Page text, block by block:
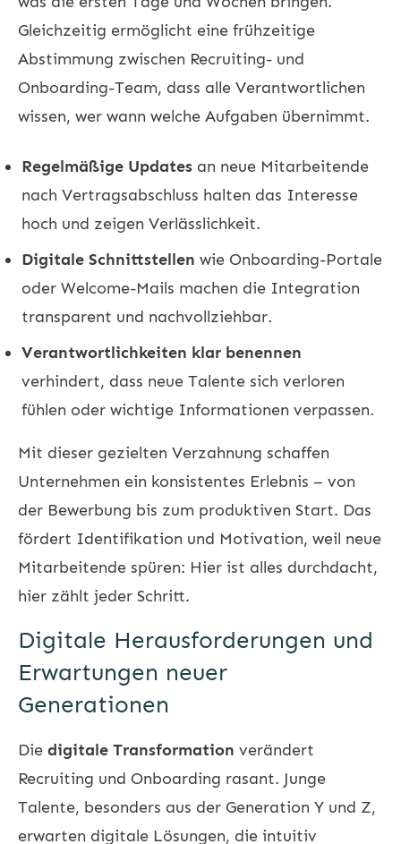
Gleichzeitig ermöglicht eine frühzeitige
Abstimmung zwischen Recruiting- und
Onboarding-Team, dass alle Verantwortlichen
wissen, wer wann welche Aufgaben übernimmt.
Regelmäßige Updates an neue Mitarbeitende
nach Vertragsabschluss halten das Interesse
hoch und zeigen Verlässlichkeit.
Digitale Schnittstellen wie Onboarding-Portale
oder Welcome-Mails machen die Integration
transparent und nachvollziehbar.
Verantwortlichkeiten klar benennen
verhindert, dass neue Talente sich verloren
fühlen oder wichtige Informationen verpassen.
Mit dieser gezielten Verzahnung schaffen
Unternehmen ein konsistentes Erlebnis – von
der Bewerbung bis zum produktiven Start. Das
fördert Identifikation und Motivation, weil neue
Mitarbeitende spüren: Hier ist alles durchdacht,
hier zählt jeder Schritt.
Digitale Herausforderungen und
Erwartungen neuer
Generationen
Die digitale Transformation verändert
Recruiting und Onboarding rasant. Junge
Talente, besonders aus der Generation Y und Z,
erwarten digitale Lösungen, die intuitiv